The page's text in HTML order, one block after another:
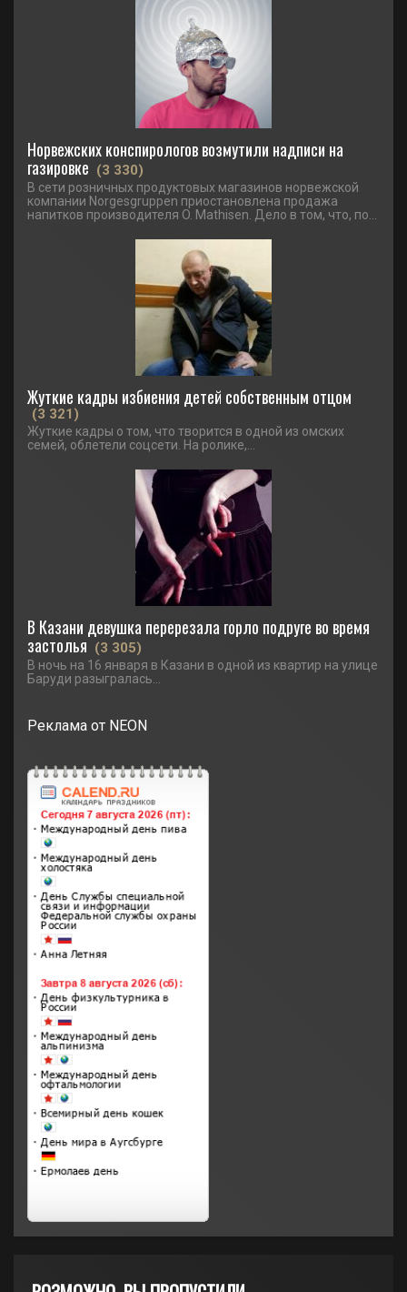
Норвежских конспирологов возмутили надписи на
газировке (3 330)
В сети розничных продуктовых магазинов норвежской
компании Norgesgruppen приостановлена продажа
напитков производителя O. Mathisen. Дело в том, что, по...
Жуткие кадры избиения детей собственным отцом
(3 321)
Жуткие кадры о том, что творится в одной из омских
семей, облетели соцсети. На ролике,...
В Казани девушка перерезала горло подруге во время
застолья (3 305)
В ночь на 16 января в Казани в одной из квартир на улице
Баруди разыгралась...
Реклама от NEON